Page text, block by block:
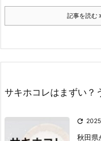
記事を読む
サキホコレはまずい？

秋田県